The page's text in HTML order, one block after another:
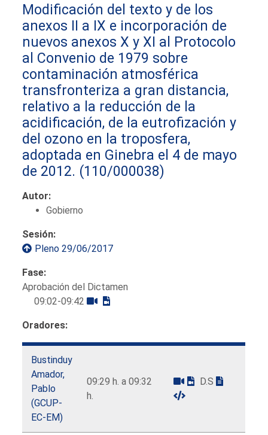
Modificación del texto y de los
anexos II a IX e incorporación de
nuevos anexos X y XI al Protocolo
al Convenio de 1979 sobre
contaminación atmosférica
transfronteriza a gran distancia,
relativo a la reducción de la
acidificación, de la eutrofización y
del ozono en la troposfera,
adoptada en Ginebra el 4 de mayo
de 2012. (110/000038)
Autor:
Gobierno
Sesión:
Pleno 29/06/2017
Fase:
Aprobación del Dictamen
09:02-09:42
Oradores:
Bustinduy
Amador,
Pablo
(GCUP-
EC-EM)
09:29 h. a 09:32
h.
D.S